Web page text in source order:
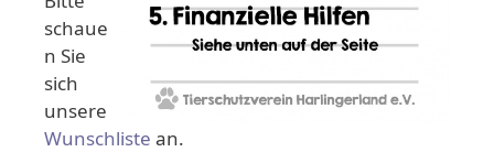
schaue
n Sie
sich
unsere
Wunschliste an.